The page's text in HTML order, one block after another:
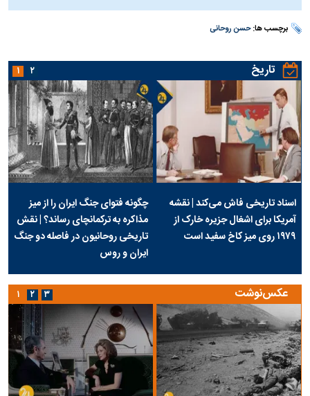
برچسب ها:حسن روحانی
تاریخ
اسناد تاریخی فاش می‌کند | نقشه
آمریکا برای اشغال جزیره خارک از
۱۹۷۹ روی میز کاخ سفید است
چگونه فتوای جنگ ایران را از میز
مذاکره به ترکمانچای رساند؟ | نقش
تاریخی روحانیون در فاصله دو جنگ
ایران و روس
۱ ۲
عکس‌نوشت ۱ ۲ ۳